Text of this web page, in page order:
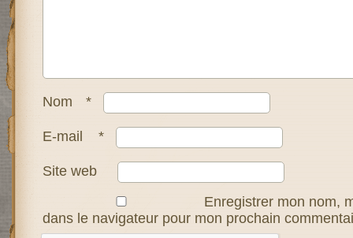
Nom *
E-mail *
Site web
Enregistrer mon nom,
dans le navigateur pour mon prochain